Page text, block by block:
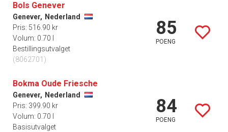
Bols Genever
Genever, Nederland
Pris: 516.90 kr
Volum: 0.70 l
Bestillingsutvalget
(8062701)
85
POENG
Bokma Oude Friesche
Genever, Nederland
Pris: 399.90 kr
Volum: 0.70 l
Basisutvalget
84
POENG